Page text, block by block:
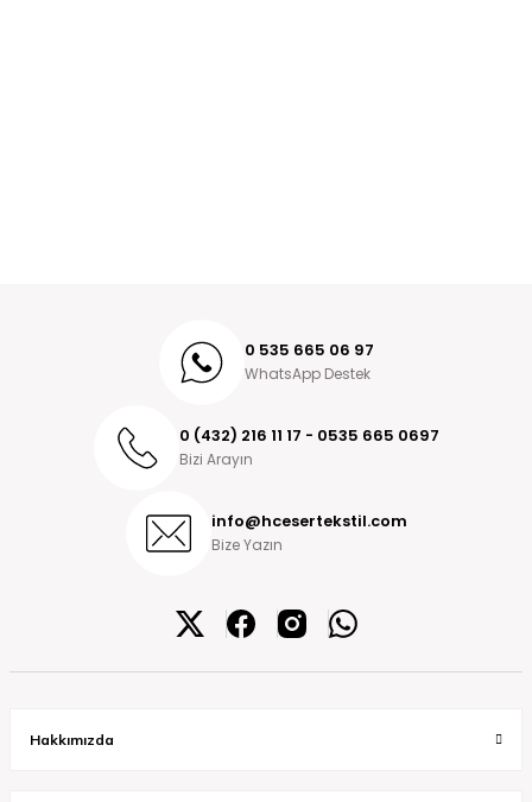
0 535 665 06 97
WhatsApp Destek
0 (432) 216 11 17 - 0535 665 0697
Bizi Arayın
info@hcesertekstil.com
Bize Yazın
Hakkımızda